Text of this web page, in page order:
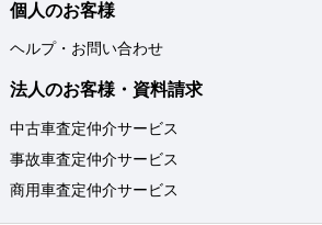
個人のお客様
ヘルプ・お問い合わせ
法人のお客様・資料請求
中古車査定仲介サービス
事故車査定仲介サービス
商用車査定仲介サービス